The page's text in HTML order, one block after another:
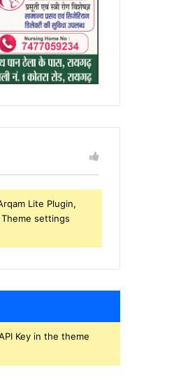
Lite Plugin,
settings
Key in the theme